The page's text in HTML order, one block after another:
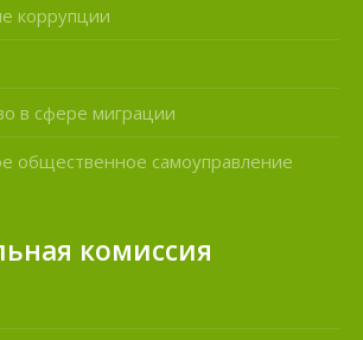
коррупции
в сфере миграции
общественное самоуправление
комиссия